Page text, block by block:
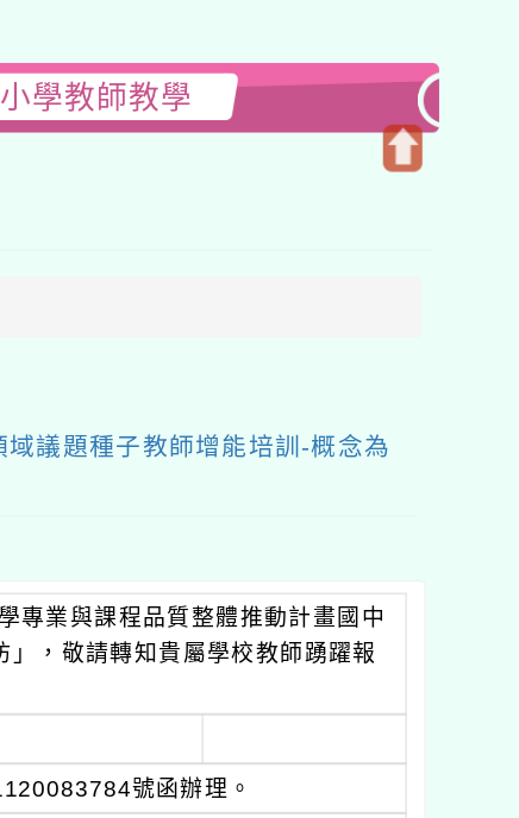
學教師教學
議題種子教師增能培訓-概念為
專業與課程品質整體推動計畫國中
，敬請轉知貴屬學校教師踴躍報
號函辦理。